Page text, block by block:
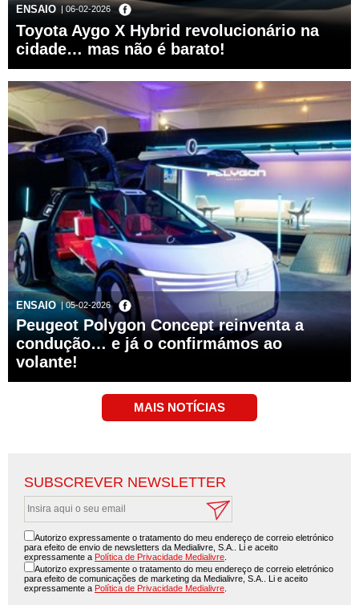
ENSAIO | 06-02-2026
Toyota Aygo X Hybrid revolucionário na
cidade… mas não é barato!
ENSAIO | 05-02-2026
Peugeot Polygon Concept reinventa a
condução… e já o confirmámos ao
volante!
SUBSCREVER NEWSLETTER
Autorizo expressamente o tratamento do meu endereço de correio eletrónico
para efeito de envio de newsletters da Medialivre, S.A.. Li e aceito
expressamente a Política de Privacidade Medialivre
Autorizo expressamente o tratamento do meu endereço de correio eletrónico
para efeito de comunicações de marketing da Medialivre, S.A.. Li e aceito
expressamente a Política de Privacidade Medialivre